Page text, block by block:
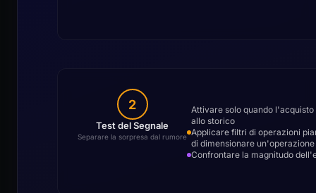
2
Test del Segnale
Separare la sorpresa dal rumore
Attivare solo quando
allo storico
Applicare filtri di operazioni
di dimensionare un'operazione
Confrontare la magnitudo